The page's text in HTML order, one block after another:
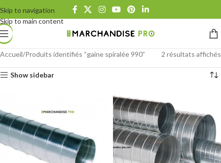
Skip to navigation
Skip to main content
Accueil Produits identifiés “gaine spiralée 990” 2 résultats affichés
Show sidebar